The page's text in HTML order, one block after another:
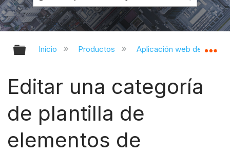
Expandir/contraer jerarquía global
Inicio Productos Aplicación web de
Editar una categoría
de plantilla de
elementos de